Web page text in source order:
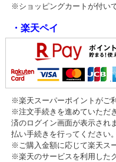
※ショッピングカートが付い
・楽天ペイ
※楽天スーパーポイントがご
※注文手続きを進めていただ
済のログイン画面が表示され
払い手続きを行ってください。
※ご購入金額に応じて楽天ス
※楽天のサービスを利用した